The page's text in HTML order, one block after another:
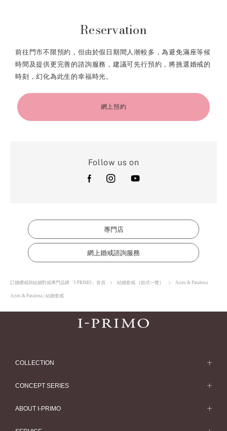
Reservation
前往門市不限預約，但由於假日期間人潮較多，為避免滿座等候
時間及提供更完善的諮詢服務，建議可先行預約，將挑選婚戒的
時刻，幻化為此生的幸福時光。
網上預約
Follow us on
專門店
網上婚戒諮詢服務
訂婚鑽戒與結婚對戒專門品牌「I-PRIMO」首頁 結婚套戒 ［款式一覽］ Aries & Patalena
Aries & Patalena | 結婚套戒
COLLECTION
CONCEPT SERIES
ABOUT I-PRIMO